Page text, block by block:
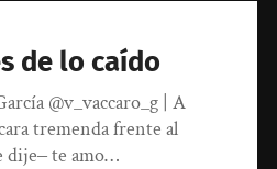
de lo caído
@v_vaccaro_g | A
tremenda frente al
dije‒ te amo…